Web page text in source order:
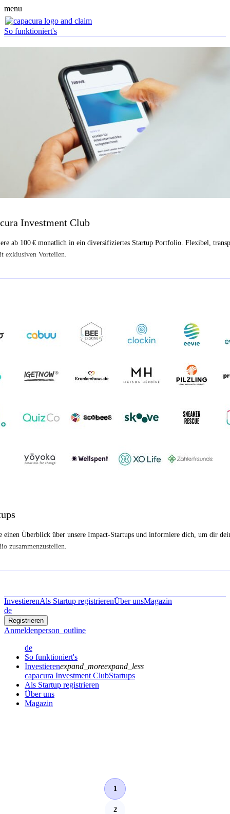
menu
So funktioniert's
Investment Club
ab 100 € monatlich in ein diversifiziertes Startup Portfolio. Flexibel,
exklusiven Vorteilen.
einen Überblick über unsere Impact-Startups und informiere dich, um dir
zusammenzustellen.
InvestierenAls Startup registrierenÜber unsMagazin
de
Registrieren
Anmeldenperson_outline
de
So funktioniert's
Investierenexpand_moreexpand_less
capacura Investment ClubStartups
Als Startup registrieren
Über uns
Magazin
1
2